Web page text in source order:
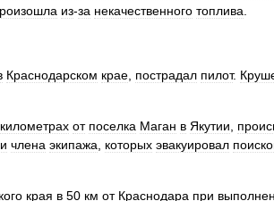
из-за некачественного топлива
Краснодарском крае пострадал пилот.
километрах от поселка Маган в Якутии
члена экипажа которых эвакуировал
края в 50 км от Краснодара при